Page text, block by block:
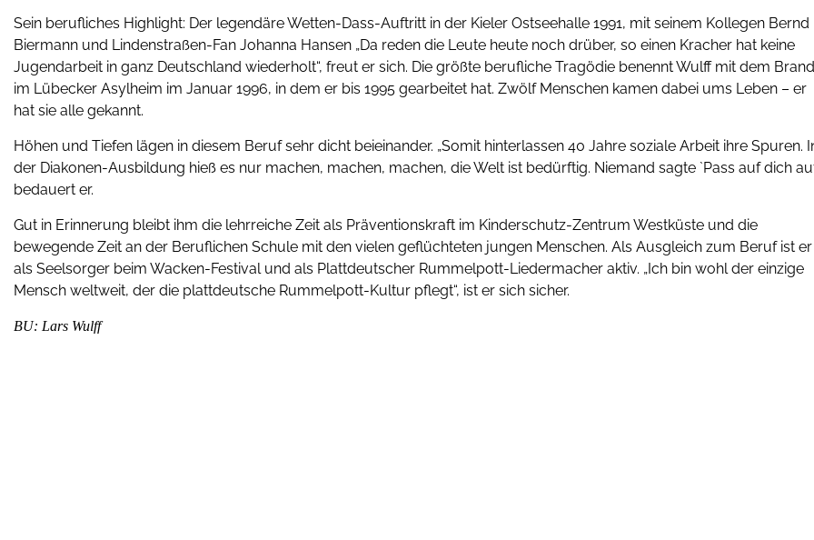
Sein berufliches Highlight: Der legendäre Wetten-Dass-Auftritt in der Kieler Ostseehalle 1991, mit seinem Kollegen Bernd
Biermann und Lindenstraßen-Fan Johanna Hansen „Da reden die Leute heute noch drüber, so einen Kracher hat keine
Jugendarbeit in ganz Deutschland wiederholt“, freut er sich. Die größte berufliche Tragödie benennt Wulff mit dem Brand
im Lübecker Asylheim im Januar 1996, in dem er bis 1995 gearbeitet hat. Zwölf Menschen kamen dabei ums Leben – er
hat sie alle gekannt.
Höhen und Tiefen lägen in diesem Beruf sehr dicht beieinander. „Somit hinterlassen 40 Jahre soziale Arbeit ihre Spuren.
der Diakonen-Ausbildung hieß es nur machen, machen, machen, die Welt ist bedürftig. Niemand sagte `Pass auf dich
bedauert er.
Gut in Erinnerung bleibt ihm die lehrreiche Zeit als Präventionskraft im Kinderschutz-Zentrum Westküste und die
bewegende Zeit an der Beruflichen Schule mit den vielen geflüchteten jungen Menschen. Als Ausgleich zum Beruf ist er
als Seelsorger beim Wacken-Festival und als Plattdeutscher Rummelpott-Liedermacher aktiv. „Ich bin wohl der einzige
Mensch weltweit, der die plattdeutsche Rummelpott-Kultur pflegt“, ist er sich sicher.
BU: Lars Wulff